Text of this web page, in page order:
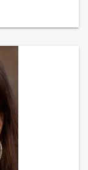
à ma